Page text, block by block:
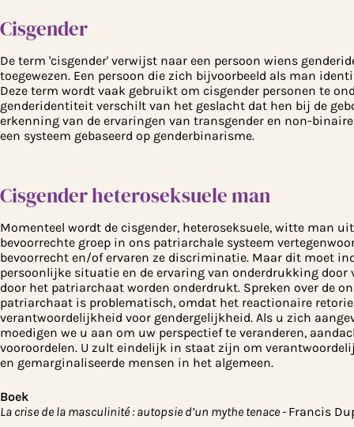
Cisgender
De term 'cisgender' verwijst naar een persoon wiens
toegewezen. Een persoon die zich bijvoorbeeld als man
Deze term wordt vaak gebruikt om cisgender personen te
genderidentiteit verschilt van het geslacht dat hen bij de
erkenning van de ervaringen van transgender en non-
een systeem gebaseerd op genderbinarisme.
Cisgender heteroseksuele man
Momenteel wordt de cisgender, heteroseksuele, witte man
bevoorrechte groep in ons patriarchale systeem
bevoorrecht en/of ervaren ze discriminatie. Maar dit moet
persoonlijke situatie en de ervaring van onderdrukking door
door het patriarchaat worden onderdrukt. Spreken over de
patriarchaat is problematisch, omdat het reactionaire
verantwoordelijkheid voor gendergelijkheid. Als u zich
moedigen we u aan om uw perspectief te veranderen,
vooroordelen. U zult eindelijk in staat zijn om
en gemarginaliseerde mensen in het algemeen.
Boek
La crise de la masculinité : autopsie d’un mythe tenace - Francis